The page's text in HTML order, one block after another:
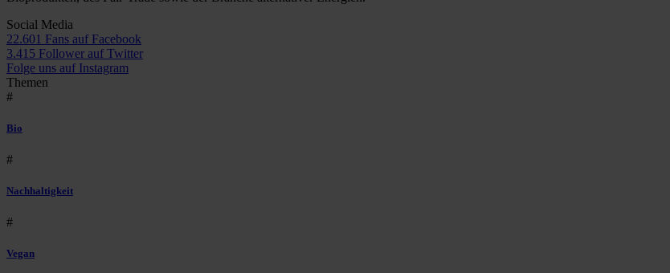
Social Media
22.601 Fans auf Facebook
3.415 Follower auf Twitter
Folge uns auf Instagram
Themen
#
Bio
#
Nachhaltigkeit
#
Vegan